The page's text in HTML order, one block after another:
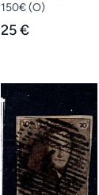
150€(O)
25 €